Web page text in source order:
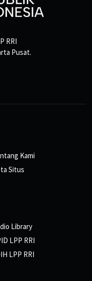
RRI
Pusat.
Kami
Situs
Library
LPP RRI
LPP RRI